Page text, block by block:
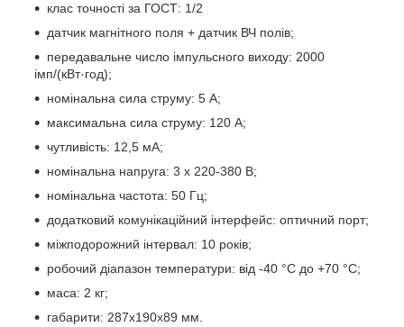
клас точності за ГОСТ: 1/2
датчик магнітного поля + датчик ВЧ полів;
передавальне число імпульсного виходу: 2000
імп/(кВт·год);
номінальна сила струму: 5 А;
максимальна сила струму: 120 А;
чутливість: 12,5 мА;
номінальна напруга: 3 х 220-380 В;
номінальна частота: 50 Гц;
додатковий комунікаційний інтерфейс: оптичний порт;
міжподорожний інтервал: 10 років;
робочий діапазон температури: від -40 °C до +70 °C;
маса: 2 кг;
габарити: 287x190x89 мм.